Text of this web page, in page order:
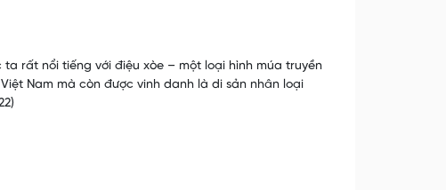
rất nổi tiếng với điệu xòe – một loại hình múa truyền
Nam mà còn được vinh danh là di sản nhân loại